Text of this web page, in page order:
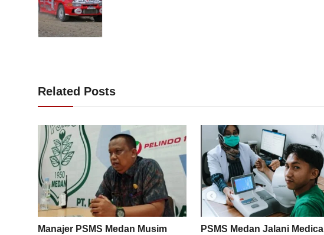
Related Posts
Manajer PSMS Medan Musim
PSMS Medan Jalani Medical